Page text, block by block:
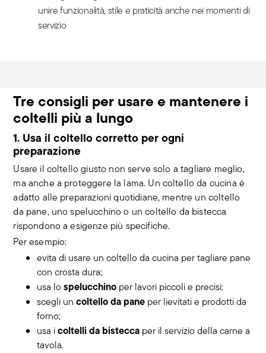
unire funzionalità, stile e praticità anche nei momenti di
servizio
Tre consigli per usare e mantenere i
coltelli più a lungo
1. Usa il coltello corretto per ogni
preparazione
Usare il coltello giusto non serve solo a tagliare meglio,
ma anche a proteggere la lama. Un coltello da cucina è
adatto alle preparazioni quotidiane, mentre un coltello
da pane, uno spelucchino o un coltello da bistecca
rispondono a esigenze più specifiche.
Per esempio:
evita di usare un coltello da cucina per tagliare pane
con crosta dura;
usa lospelucchino per lavori piccoli e precisi;
scegli uncoltello da pane per lievitati e prodotti da
forno;
usa icoltelli da bistecca per il servizio della carne a
tavola.